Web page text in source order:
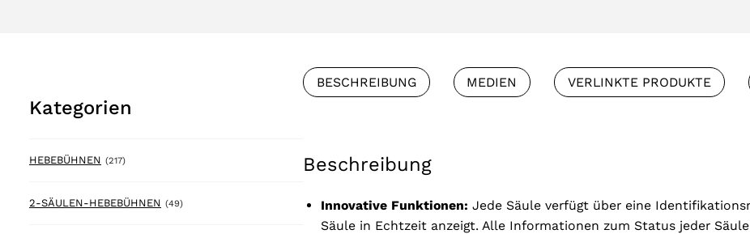
Kategorien
HEBEBÜHNEN (217)217 products
2-SÄULEN-HEBEBÜHNEN (49)49 products
BESCHREIBUNG MEDIEN VERLINKTE PRODUKTE
Beschreibung
Innovative Funktionen: Jede Säule verfügt über eine
Säule in Echtzeit anzeigt. Alle Informationen zum Status jeder